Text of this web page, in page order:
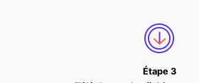
Étape 3